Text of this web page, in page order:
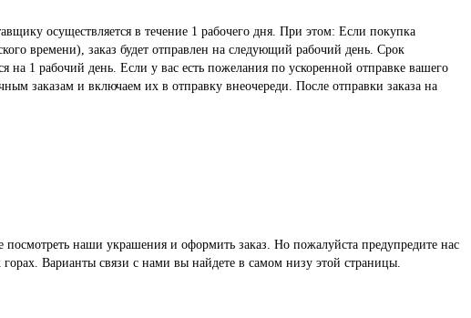
осуществляется в течение 1 рабочего дня. При этом: Если покупка
времени), заказ будет отправлен на следующий рабочий день. Срок
1 рабочий день. Если у вас есть пожелания по ускоренной отправке вашего
заказам и включаем их в отправку внеочереди. После отправки заказа на
наши украшения и оформить заказ. Но пожалуйста предупредите нас
Варианты связи с нами вы найдете в самом низу этой страницы.